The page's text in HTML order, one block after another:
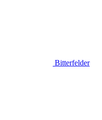
Bitterfelder